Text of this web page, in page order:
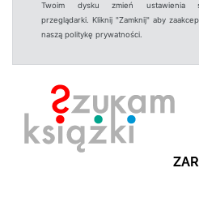
Twoim dysku zmień ustawienia
przeglądarki. Kliknij "Zamknij" aby
naszą politykę prywatności.